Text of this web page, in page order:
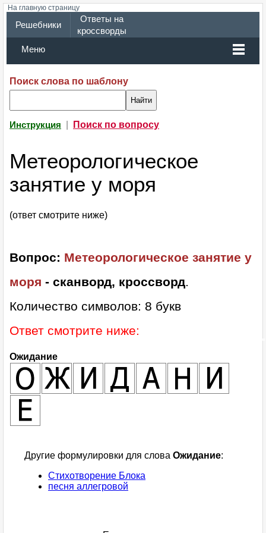
На главную страницу
Решебники
Ответы на
кроссворды
Меню
Поиск слова по шаблону
Инструкция Поиск по вопросу
Метеорологическое
занятие у моря
(ответ смотрите ниже)
Вопрос: Метеорологическое занятие у
моря - сканворд, кроссворд.
Количество символов: 8 букв
Ответ смотрите ниже:
Ожидание
Другие формулировки для слова Ожидание:
Стихотворение Блока
песня аллегровой